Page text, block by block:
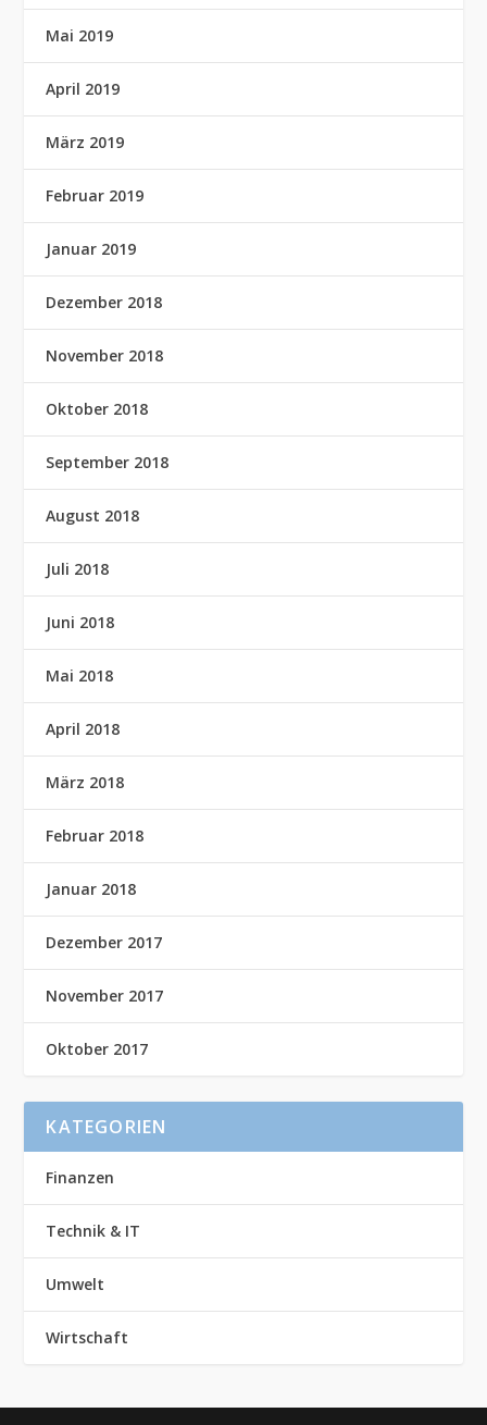
Mai 2019
April 2019
März 2019
Februar 2019
Januar 2019
Dezember 2018
November 2018
Oktober 2018
September 2018
August 2018
Juli 2018
Juni 2018
Mai 2018
April 2018
März 2018
Februar 2018
Januar 2018
Dezember 2017
November 2017
Oktober 2017
KATEGORIEN
Finanzen
Technik & IT
Umwelt
Wirtschaft